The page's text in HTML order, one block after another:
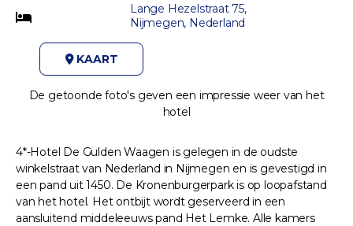
Lange Hezelstraat 75,
Nijmegen, Nederland
KAART
De getoonde foto's geven een impressie weer van het
hotel
4*-Hotel De Gulden Waagen is gelegen in de oudste
winkelstraat van Nederland in Nijmegen en is gevestigd in
een pand uit 1450. De Kronenburgerpark is op loopafstand
van het hotel. Het ontbijt wordt geserveerd in een
aansluitend middeleeuws pand Het Lemke. Alle kamers